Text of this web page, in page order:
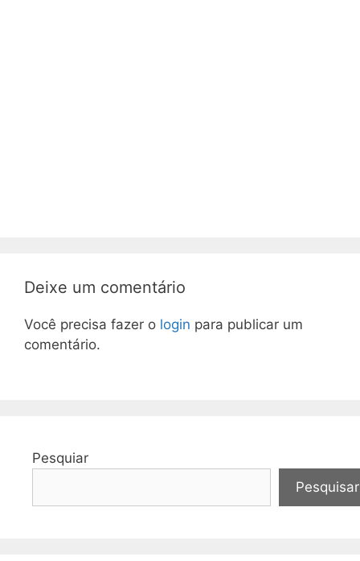
Deixe um comentário
Você precisa fazer o login para publicar um
comentário.
Pesquiar
Pesquisar